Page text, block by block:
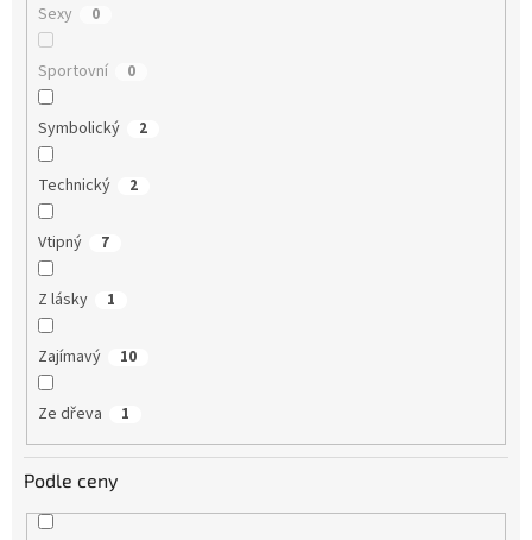
Sexy 0
Sportovní 0
Symbolický 2
Technický 2
Vtipný 7
Z lásky 1
Zajímavý 10
Ze dřeva 1
Podle ceny